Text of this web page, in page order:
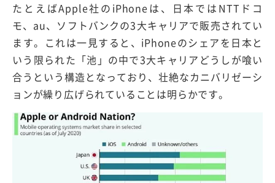
たとえばApple社のiPhoneは、日本ではNTTドコ
モ、au、ソフトバンクの3大キャリアで販売されてい
ます。これは一見すると、iPhoneのシェアを日本と
いう限られた「池」の中で3大キャリアどうしが喰い
合うという構造となっており、壮絶なカニバリゼーシ
ョンが繰り広げられていることは明らかです。